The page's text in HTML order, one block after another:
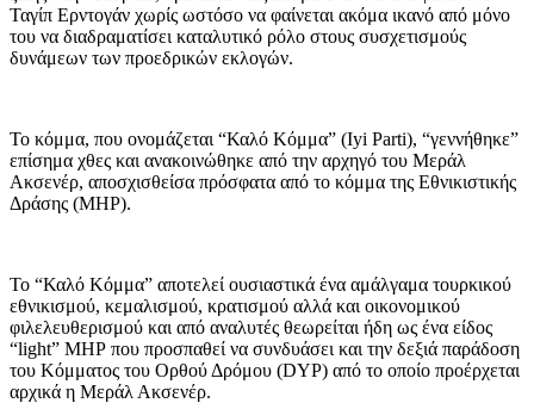
Ταγίπ Ερντογάν χωρίς ωστόσο να φαίνεται ακόμα ικανό από μόνο
του να διαδραματίσει καταλυτικό ρόλο στους συσχετισμούς
δυνάμεων των προεδρικών εκλογών.
Το κόμμα, που ονομάζεται “Καλό Κόμμα” (Iyi Parti), “γεννήθηκε”
επίσημα χθες και ανακοινώθηκε από την αρχηγό του Μεράλ
Ακσενέρ, αποσχισθείσα πρόσφατα από το κόμμα της Εθνικιστικής
Δράσης (ΜΗΡ).
Το “Καλό Κόμμα” αποτελεί ουσιαστικά ένα αμάλγαμα τουρκικού
εθνικισμού, κεμαλισμού, κρατισμού αλλά και οικονομικού
φιλελευθερισμού και από αναλυτές θεωρείται ήδη ως ένα είδος
“light” ΜΗΡ που προσπαθεί να συνδυάσει και την δεξιά παράδοση
του Κόμματος του Ορθού Δρόμου (DYP) από το οποίο προέρχεται
αρχικά η Μεράλ Ακσενέρ.